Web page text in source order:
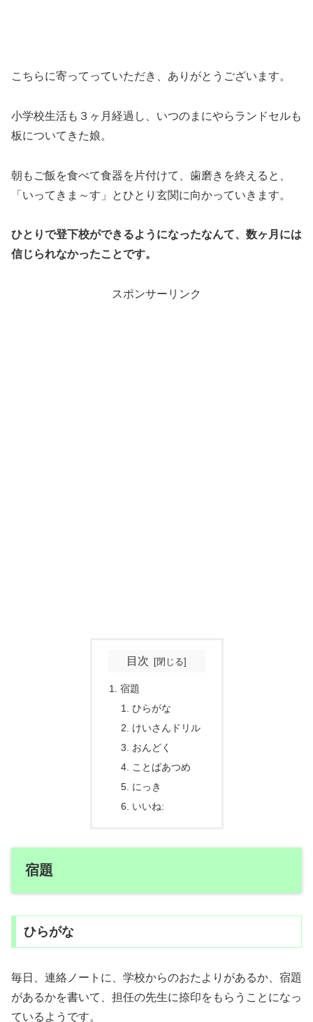
こちらに寄ってっていただき、ありがとうございます。
小学校生活も３ヶ月経過し、いつのまにやらランドセルも
板についてきた娘。
朝もご飯を食べて食器を片付けて、歯磨きを終えると、
「いってきま～す」とひとり玄関に向かっていきます。
ひとりで登下校ができるようになったなんて、数ヶ月には
信じられなかったことです。
スポンサーリンク
目次
宿題
ひらがな
けいさんドリル
おんどく
ことばあつめ
にっき
いいね:
宿題
ひらがな
毎日、連絡ノートに、学校からのおたよりがあるか、宿題
があるかを書いて、担任の先生に捺印をもらうことになっ
ているようです。